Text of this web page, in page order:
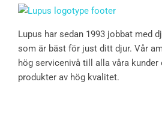
Lupus har sedan 1993 jobbat med
som är bäst för just ditt djur. Vår
hög servicenivå till alla våra kunder
produkter av hög kvalitet.